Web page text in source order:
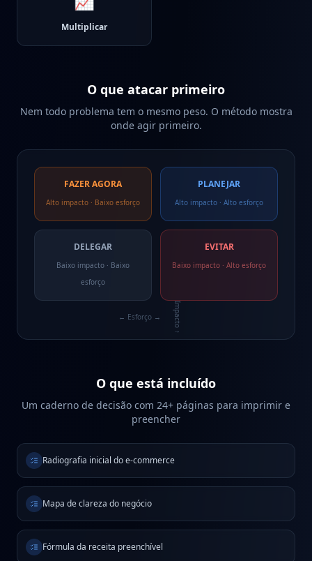
Multiplicar
O que atacar primeiro
Nem todo problema tem o mesmo peso. O método mostra
onde agir primeiro.
FAZER AGORA
Alto impacto · Baixo esforço
PLANEJAR
Alto impacto · Alto esforço
DELEGAR
Baixo impacto · Baixo
esforço
EVITAR
Baixo impacto · Alto esforço
← Esforço → Impacto ↑
O que está incluído
Um caderno de decisão com 24+ páginas para imprimir e
preencher
Radiografia inicial do e-commerce
Mapa de clareza do negócio
Fórmula da receita preenchível